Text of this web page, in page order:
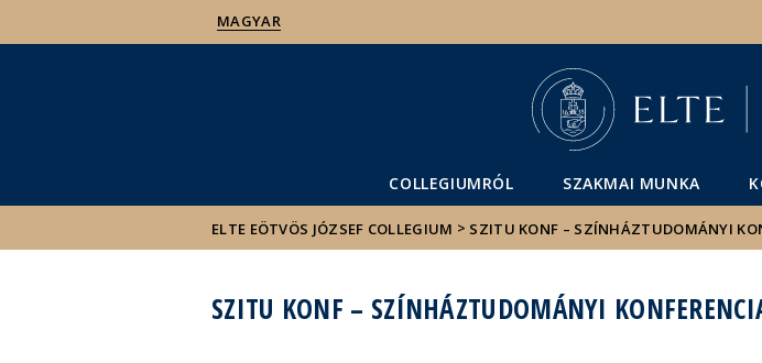
MAGYAR
COLLEGIUMRÓL SZAKMAI MUNKA
ELTE EÖTVÖS JÓZSEF COLLEGIUM > SZITU KONF – SZÍNHÁZTUDOMÁNYI
SZITU KONF – SZÍNHÁZTUDOMÁNYI